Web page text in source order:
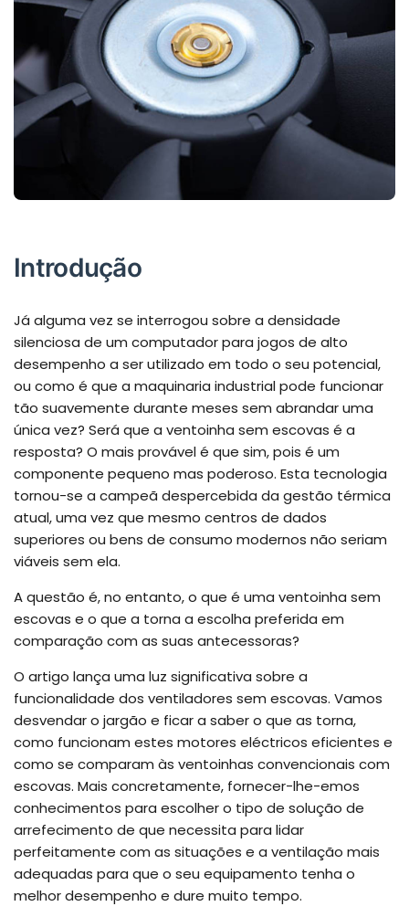
Introdução
Já alguma vez se interrogou sobre a densidade
silenciosa de um computador para jogos de alto
desempenho a ser utilizado em todo o seu potencial,
ou como é que a maquinaria industrial pode funcionar
tão suavemente durante meses sem abrandar uma
única vez? Será que a ventoinha sem escovas é a
resposta? O mais provável é que sim, pois é um
componente pequeno mas poderoso. Esta tecnologia
tornou-se a campeã despercebida da gestão térmica
atual, uma vez que mesmo centros de dados
superiores ou bens de consumo modernos não seriam
viáveis sem ela.
A questão é, no entanto, o que é uma ventoinha sem
escovas e o que a torna a escolha preferida em
comparação com as suas antecessoras?
O artigo lança uma luz significativa sobre a
funcionalidade dos ventiladores sem escovas. Vamos
desvendar o jargão e ficar a saber o que as torna,
como funcionam estes motores eléctricos eficientes e
como se comparam às ventoinhas convencionais com
escovas. Mais concretamente, fornecer-lhe-emos
conhecimentos para escolher o tipo de solução de
arrefecimento de que necessita para lidar
perfeitamente com as situações e a ventilação mais
adequadas para que o seu equipamento tenha o
melhor desempenho e dure muito tempo.